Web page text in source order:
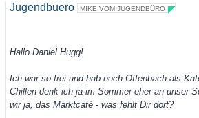
Jugendbuero MIKE VOM JUGENDBÜRO
Hallo Daniel Hugg!
Ich war so frei und hab noch Offenbach als
Chillen denk ich ja im Sommer eher an unser
wir ja, das Marktcafé - was fehlt Dir dort?